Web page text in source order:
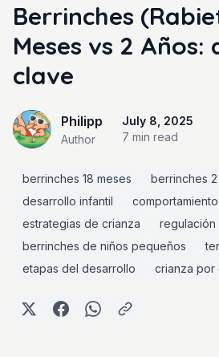
Berrinches
Meses vs 2 Años:
clave
Philipp
Author
July 8, 2025
7 min read
berrinches 18 meses
berrinches 2
desarrollo infantil
estrategias de crianza
regulación
berrinches de niños pequeños
etapas del desarrollo
crianza por